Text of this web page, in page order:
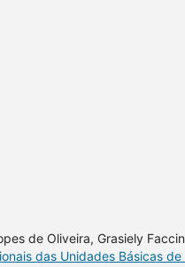
de Oliveira, Grasiely
das Unidades Básicas de